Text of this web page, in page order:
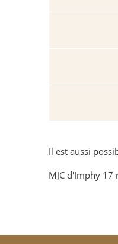
Il est aussi
MJC d'Imphy 17